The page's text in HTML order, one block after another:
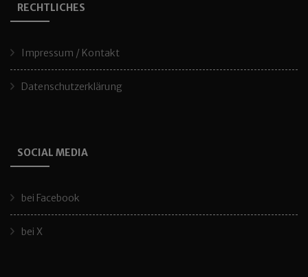
RECHTLICHES
Impressum / Kontakt
Datenschutzerklärung
SOCIAL MEDIA
bei Facebook
bei X